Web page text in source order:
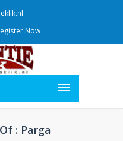
Now
: Parga